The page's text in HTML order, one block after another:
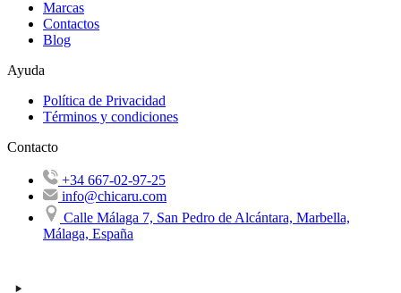
Marcas
Contactos
Blog
Ayuda
Política de Privacidad
Términos y condiciones
Contacto
+34 667-02-97-25
info@chicaru.com
Calle Málaga 7, San Pedro de Alcántara, Marbella,
Málaga, España